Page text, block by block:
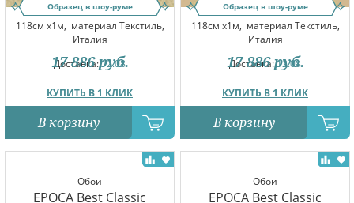
Образец в шоу-руме
118см x1м, материал Текстиль,
Италия
Доставка:12.08
КУПИТЬ В 1 КЛИК
17 886 руб.
В корзину
Образец в шоу-руме
118см x1м, материал Текстиль,
Италия
Доставка:12.08
КУПИТЬ В 1 КЛИК
17 886 руб.
В корзину
Обои
EPOCA Best Classic
Обои
EPOCA Best Classic